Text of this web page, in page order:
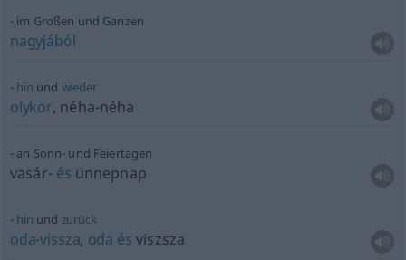
im Großen und Ganzen
nagyjából
hin und wieder
olykor, néha-néha
an Sonn- und Feiertagen
vasár- és ünnepnap
hin und zurück
oda-vissza, oda és viszsza